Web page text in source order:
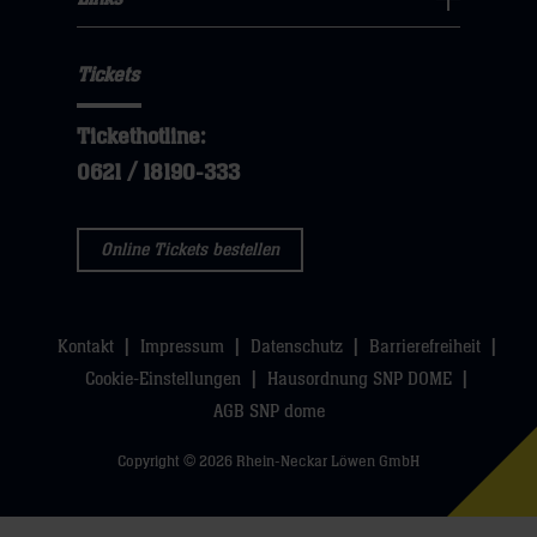
sie
klicken
sie
Navigation
dann
hier
öffnen,
dann
klicken
sie
Tickets
Tickethotline:
0621 / 18190-333
Online Tickets bestellen
Kontakt Impressum Datenschutz
Barrierefreiheit
Cookie-Einstellungen
Hausordnung SNP DOME
AGB SNP dome
Copyright © 2026 Rhein-Neckar Löwen GmbH